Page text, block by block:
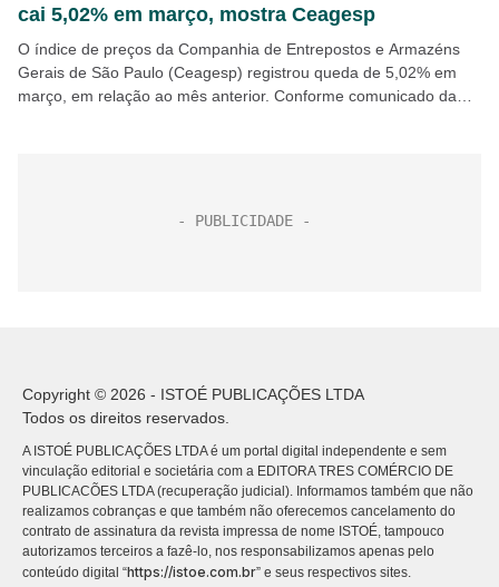
cai 5,02% em março, mostra Ceagesp
O índice de preços da Companhia de Entrepostos e Armazéns
Gerais de São Paulo (Ceagesp) registrou queda de 5,02% em
março, em relação ao mês anterior. Conforme comunicado da
Copyright © 2026 - ISTOÉ PUBLICAÇÕES LTDA
Todos os direitos reservados.
A ISTOÉ PUBLICAÇÕES LTDA é um portal digital independente e sem
vinculação editorial e societária com a EDITORA TRES COMÉRCIO DE
PUBLICACÕES LTDA (recuperação judicial). Informamos também que não
realizamos cobranças e que também não oferecemos cancelamento do
contrato de assinatura da revista impressa de nome ISTOÉ, tampouco
autorizamos terceiros a fazê-lo, nos responsabilizamos apenas pelo
conteúdo digital “https://istoe.com.br” e seus respectivos sites.